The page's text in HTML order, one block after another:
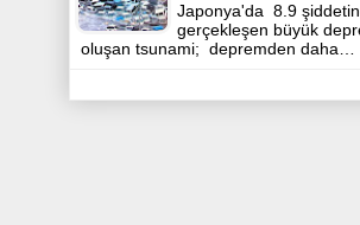
Japonya'da 8.9
gerçekleşen büyük
oluşan tsunami; depremden daha…